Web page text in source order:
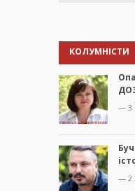
КОЛУМНІСТИ
— 3
— 2